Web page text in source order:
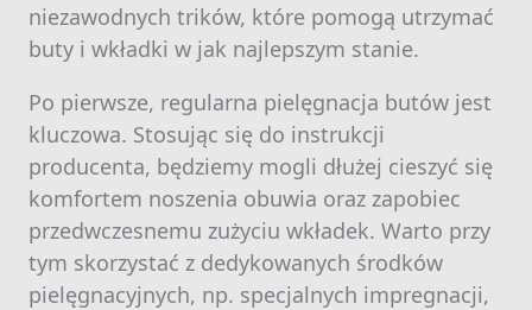
niezawodnych trików, które pomogą utrzymać
buty i wkładki w jak najlepszym stanie.
Po pierwsze, regularna pielęgnacja butów jest
kluczowa. Stosując się do instrukcji
producenta, będziemy mogli dłużej cieszyć się
komfortem noszenia obuwia oraz zapobiec
przedwczesnemu zużyciu wkładek. Warto przy
tym skorzystać z dedykowanych środków
pielęgnacyjnych, np. specjalnych impregnacji,